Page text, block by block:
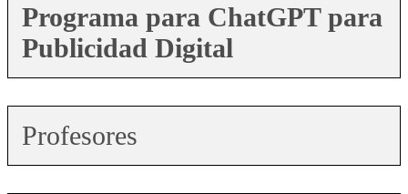
Programa para ChatGPT para
Publicidad Digital
Profesores